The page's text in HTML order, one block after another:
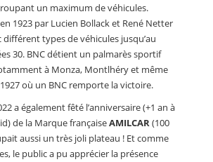
un maximum de véhicules.
1923 par Lucien Bollack et René Netter
différent types de véhicules jusqu’au
30. BNC détient un palmarès sportif
à Monza, Montlhéry et même
où un BNC remporte la victoire.
a également fêté l’anniversaire (+1 an à
de la Marque françaiseAMILCAR(100
aussi un très joli plateau ! Et comme
le public a pu apprécier la présence